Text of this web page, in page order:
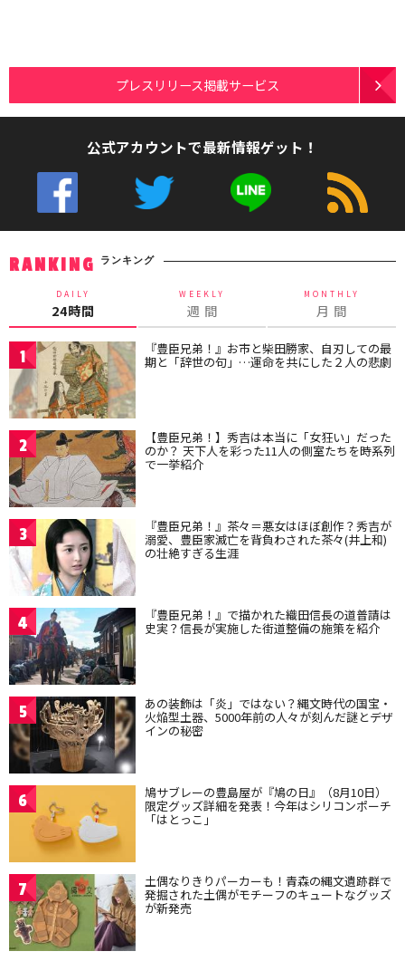
プレスリリース掲載サービス
公式アカウントで最新情報ゲット！
RANKING ランキング
DAILY
24時間
WEEKLY
週 間
MONTHLY
月 間
1 『豊臣兄弟！』お市と柴田勝家、自刃しての最
期と「辞世の句」…運命を共にした２人の悲劇
2 【豊臣兄弟！】秀吉は本当に「女狂い」だった
のか？ 天下人を彩った11人の側室たちを時系列
で一挙紹介
3 『豊臣兄弟！』茶々＝悪女はほぼ創作？秀吉が
溺愛、豊臣家滅亡を背負わされた茶々(井上和)
の壮絶すぎる生涯
4 『豊臣兄弟！』で描かれた織田信長の道普請は
史実？信長が実施した街道整備の施策を紹介
5 あの装飾は「炎」ではない？縄文時代の国宝・
火焔型土器、5000年前の人々が刻んだ謎とデザ
インの秘密
6 鳩サブレーの豊島屋が『鳩の日』（8月10日）
限定グッズ詳細を発表！今年はシリコンポーチ
「はとっこ」
7 土偶なりきりパーカーも！青森の縄文遺跡群で
発掘された土偶がモチーフのキュートなグッズ
が新発売